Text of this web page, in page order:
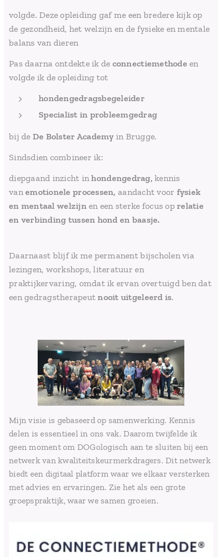
volgde. Deze opleiding gaf me een bredere kijk op
de gezondheid, het welzijn en de fysieke en mentale
balans van dieren
Pas daarna ontdekte ik de connectiemethode en
volgde ik de opleiding tot
hondengedragsbegeleider
Specialist in probleemgedrag
bij de De Bolster Academyin Brugge.
Sindsdien combineer ik:
diepgaand inzicht inhondengedrag,kennis
vanemotionele processen, aandacht voor fysiek
en mentaal welzijnen een sterke focus oprelatie
en verbinding tussen hond en baasje.
Daarnaast blijf ik me permanent bijscholen via
lezingen, workshops, literatuur en
praktijkervaring, omdat ik ervan overtuigd ben dat
een gedragstherapeutnooit uitgeleerd is.
Mijn visie is gebaseerd op samenwerking. Kennis
delen is essentieel in ons vak. Daarom twijfelde ik
geen moment om DOGologisch aan te sluiten bij een
netwerk van kwaliteitskeurmerkdragers. Dit netwerk
biedt een digitaal platform waar we elkaar versterken
met advies en ervaringen. Zie het als een grote
groepspraktijk, waar we samen groeien.